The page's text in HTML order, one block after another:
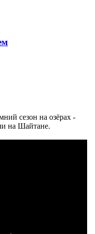
сезон на озёрах -
на Шайтане.